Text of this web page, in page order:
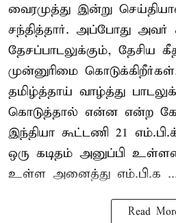
வைரமுத்து இன்று
சந்தித்தார். அப்போது அவர்
தேசப்பாடலுக்கும், தேசிய
முன்னுரிமை
தமிழ்த்தாய் வாழ்த்து
கொடுத்தால் என்ன என்ற
இந்தியா கூட்டணி 21
ஒரு கடிதம் அனுப்பி
உள்ள அனைத்து எம்.பி.க
Read